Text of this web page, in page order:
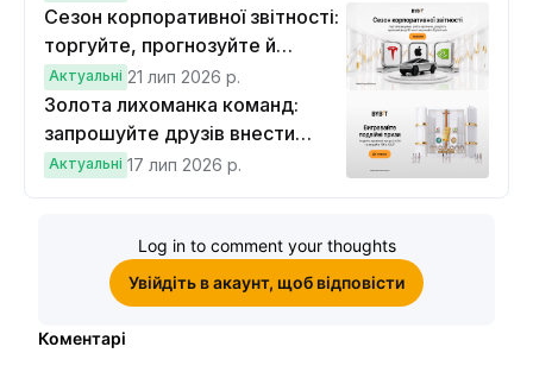
Сезон корпоративної звітності:
торгуйте, прогнозуйте й
вигравайте Cybertruck
Актуальні 21 лип 2026 р.
Золота лихоманка команд:
запрошуйте друзів внести
депозит на $100 і торгувати на
Актуальні 17 лип 2026 р.
Log in to comment your thoughts
Увійдіть в акаунт, щоб відповісти
Коментарі